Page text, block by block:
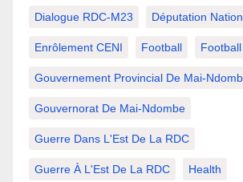
Dialogue RDC-M23 Députation
Enrôlement CENI Football
Gouvernement Provincial De Mai-
Gouvernorat De Mai-Ndombe
Guerre Dans L'Est De La RDC
Guerre À L'Est De La RDC Health